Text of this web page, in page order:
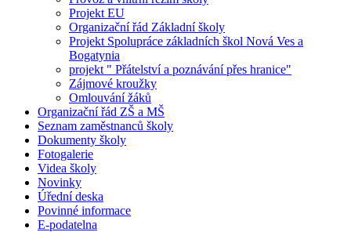
Projekt EU
Organizační řád Základní školy
Projekt Spolupráce základních škol Nová Ves a
Bogatynia
projekt " Přátelství a poznávání přes hranice"
Zájmové kroužky
Omlouvání žáků
Organizační řád ZŠ a MŠ
Seznam zaměstnanců školy
Dokumenty školy
Fotogalerie
Videa školy
Novinky
Úřední deska
Povinné informace
E-podatelna